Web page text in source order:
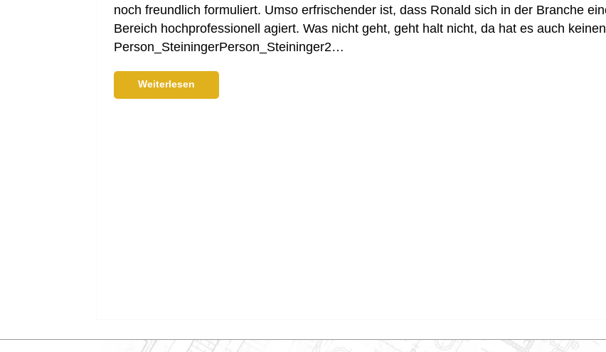
noch freundlich formuliert. Umso erfrischender ist, dass Ronald sich in der Branche
Bereich hochprofessionell agiert. Was nicht geht, geht halt nicht, da hat es auch
Person_SteiningerPerson_Steininger2…
Weiterlesen